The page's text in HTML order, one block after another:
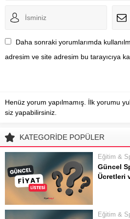
Daha sonraki yorumlarımda
adresim ve site adresim bu tarayıcıya
Henüz yorum yapılmamış. İlk yorumu
siz yapabilirsiniz.
KATEGORİDE POPÜLER
Eğitim &
Güncel
Ücretleri
Eğitim &